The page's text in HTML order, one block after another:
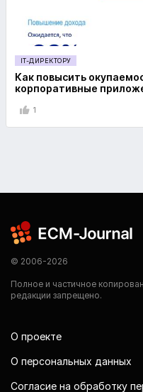
IT-ДИРЕКТОРУ
Как повысить
корпоративные
1
© 2006-2026
Полное и частичное
редакции запрещено.
О проекте
О персональных данных
Согласие на обработку